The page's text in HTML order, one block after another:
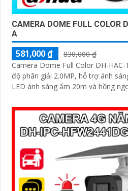
CAMERA DOME FULL COLOR
A
581,000 ₫
830,000 ₫
Camera Dome Full Color DH-
độ phân giải 2.0MP, hỗ trợ ánh